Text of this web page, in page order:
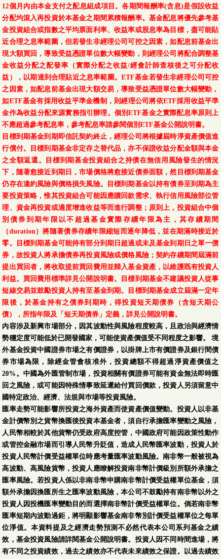
12個月內由本金支付之配息組成項目。各期間報酬率(含息)是假設收益
分配均滾入再投資於本基金之期間累積報酬率。基金配息將優先參考基
金投資組合或指數之平均票面利率、收益率或股息率為目標，盡可能貼
近合理之息率範圍，但若發生非經理公司可控之因素，如配息前基金出
現大額買回，導致受益憑證單位數大幅變動，則經理公司將配合調整基
金收益分配之配發率（實際分配之收益/經會計師查核後之可分配收
益），以期達到合理貼近之息率範圍。ETF基金若發生非經理公司可控
之因素，如配息前基金出現大額交易，導致受益憑證單位數大幅變動，
如ETF基金有採用收益平準金機制，則經理公司將依ETF採用收益平準
金作為收益分配來源實務指引辦理。個別ETF基金之實際配息率原則上
不應超過參考配息率，參考配息率請參閱個別ETF基金公開說明書。
目標到期基金到期即信託契約終止，經理公司將根據屆時淨資產價值進
行償付。目標到期基金非定存之替代品，亦不保證收益分配金額與本金
之全額返還。目標到期基金投資組合之持債在無信用風險發生的情況
下，隨著愈接近到期日，市場價格將愈接近債券面額，然目標到期基金
仍存在違約風險與價格損失風險。目標到期基金以持有債券至到期為主
要投資策略，惟其投資組合可能因應贖回款需求、執行信用風險部位管
理、資金再投資或適度增進收益等而進行調整；原則上，投資組合中個
別債券到期年限以不超過基金實際存續年限為主，其存續期間
（duration）將隨著債券存續年限縮短而逐年降低，並在期滿時接近於
零。目標到期基金可能持有部分到期日超過或未及基金到期日之單一債
券，故投資人將承擔債券再投資風險或價格風險；契約存續期間屆滿前
提出買回者，將收取提前買回費用並歸入基金資產，以維護既有投資人
利益。買回費用標準詳見公開說明書。目標到期基金不建議投資人從事
短線交易並鼓勵投資人持有至基金到期。目標到期基金成立屆滿一定年
限後，於基金持有之債券到期時，得投資短天期債券（含短天期公
債），所指年限及「短天期債券」定義，詳見公開說明書。
內容涉及新興市場部分，因其波動性與風險程度較高，且政治與經濟情
勢穩定度可能低於已開發國家，可能使資產價值受不同程度之影響。 境
外基金投資中國證券市場之有價證券，以掛牌上市有價證券及銀行間債
券市場為限，除經金管會核准外，投資總額不得超過淨資產價值之
20%。中國為外匯管制市場，投資相關有價證券可能有資金無法即時匯
回之風險，或可能因特殊情事致延遲給付買回價款，投資人另須留意中
國特定政治、經濟、法規與巿場等投資風險。
匯率走勢可能影響所投資之海外資產而使資產價值變動。投資人以非基
金計價幣別之貨幣換匯後投資本基金者，須自行承擔匯率變動之風險，
人民幣相較於其他貨幣仍受政府高度控管，中國政府可能因政策性動作
或管控金融市場而引導人民幣升貶值，造成人民幣匯率波動，投資人於
投資人民幣計價受益權單位時應考量匯率波動風險。南非幣一般被視為
高波動、高風險貨幣，投資人應瞭解投資南非幣計價級別所額外承擔之
匯率風險。若投資人係以非南非幣申購南非幣計價受益權單位基金，須
額外承擔因換匯所生之匯率波動風險，本公司不鼓勵持有南非幣以外之
投資人因投機匯率變動目的而選擇南非幣計價受益權單位。倘若南非幣
匯率短期內波動過鉅，將明顯影響基金南非幣別計價受益權單位之每單
位淨值。本資料提及之經濟走勢預測不必然代表本公司系列基金之績
效，基金投資風險請詳閱基金公開說明書。投資人因不同時間進場，將
有不同之投資績效，過去之績效亦不代表未來績效之保證。以過去績效